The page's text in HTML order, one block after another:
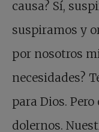
causa? Sí,
suspiramos y
por nosotros
necesidades?
para Dios.
dolernos.